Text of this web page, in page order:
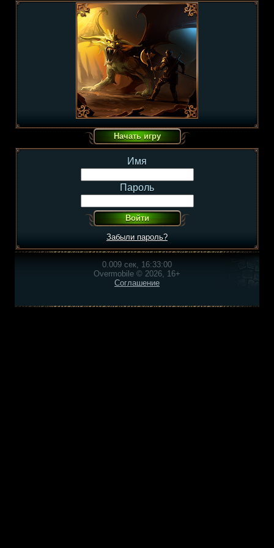
Имя
Пароль
Забыли пароль?
0.009 сек, 16:33:00
Overmobile © 2026, 16+
Соглашение